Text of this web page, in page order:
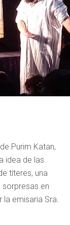
Purim Katan,
idea de las
títeres, una
sorpresas en
emisaria Sra.